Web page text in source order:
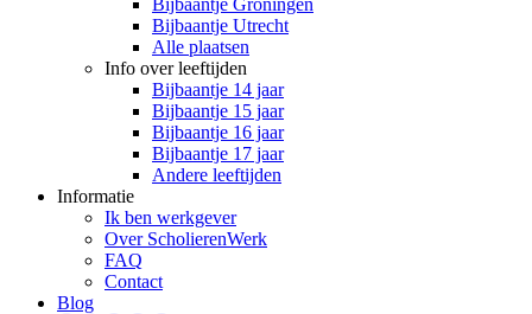
Bijbaantje Groningen
Bijbaantje Utrecht
Alle plaatsen
Info over leeftijden
Bijbaantje 14 jaar
Bijbaantje 15 jaar
Bijbaantje 16 jaar
Bijbaantje 17 jaar
Andere leeftijden
Informatie
Ik ben werkgever
Over ScholierenWerk
FAQ
Contact
Blog